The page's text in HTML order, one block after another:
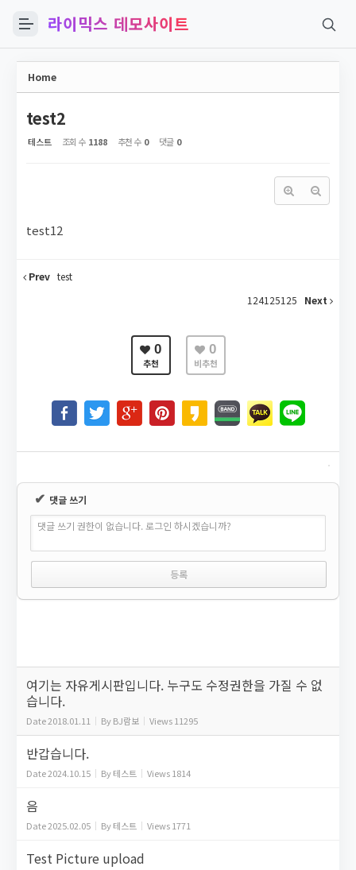
라이믹스 데모사이트
Home
test2
테스트 조회 수 1188 추천 수 0 댓글 0
test12
Prev test
124125125
Next
0
추천
0
비추천
✔ 댓글 쓰기
댓글 쓰기 권한이 없습니다. 로그인 하시겠습니까?
여기는 자유게시판입니다. 누구도 수정권한을 가질 수 없
습니다.
Date2018.01.11 ByBJ람보 Views11295
반갑습니다.
Date2024.10.15 By테스트 Views1814
음
Date2025.02.05 By테스트 Views1771
Test Picture upload
Sketchbook5, 스케치북5